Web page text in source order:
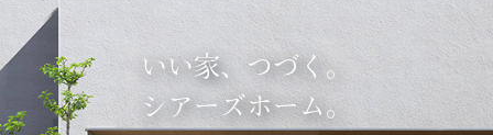
プラン集申込 展示場予約
いい家、つづく。
シアーズホーム。